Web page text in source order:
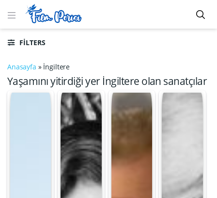
FILTERS
Anasayfa » İngiltere
Yaşamını yitirdiği yer İngiltere olan sanatçılar